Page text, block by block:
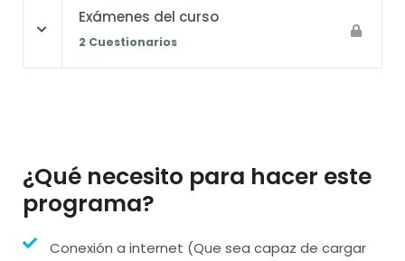
Exámenes del curso
2 Cuestionarios
¿Qué necesito para hacer este
programa?
Conexión a internet (Que sea capaz de cargar